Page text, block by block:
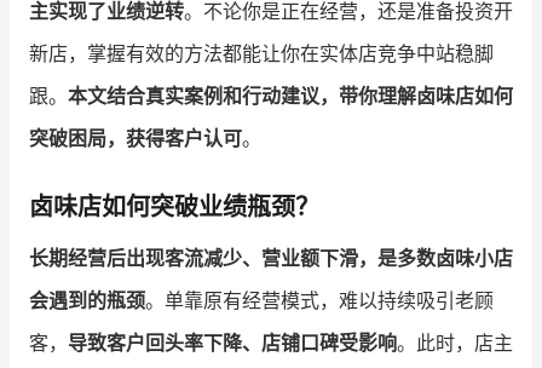
培训课程
私域课程 新零售内参
增长俱乐部 有赞商盟
商家社区 社群交流
主实现了业绩逆转。不论你是正在经营，还是准备投资开
新店，掌握有效的方法都能让你在实体店竞争中站稳脚
跟。 本文结合真实案例和行动建议，带你理解卤味店如何
突破困局，获得客户认可。
卤味店如何突破业绩瓶颈？
长期经营后出现客流减少、营业额下滑，是多数卤味小店
会遇到的瓶颈。单靠原有经营模式，难以持续吸引老顾
客， 导致客户回头率下降、店铺口碑受影响。此时，店主